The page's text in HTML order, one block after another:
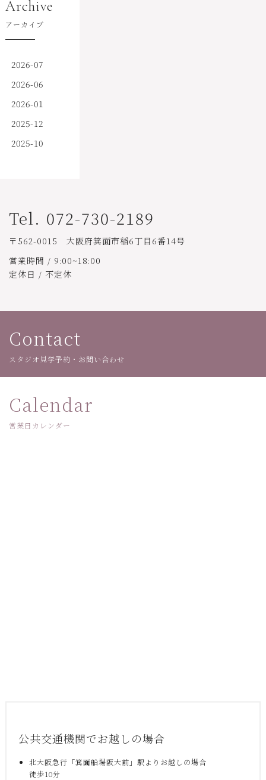
Archive
アーカイブ
2026-07
2026-06
2026-01
2025-12
2025-10
Tel. 072-730-2189
〒562-0015 大阪府箕面市稲6丁目6番14号
営業時間 / 9:00~18:00
定休日 / 不定休
Contact
スタジオ見学予約・お問い合わせ
Calendar
営業日カレンダー
公共交通機関でお越しの場合
北大阪急行「箕面船場阪大前」駅よりお越しの場合
徒歩10分